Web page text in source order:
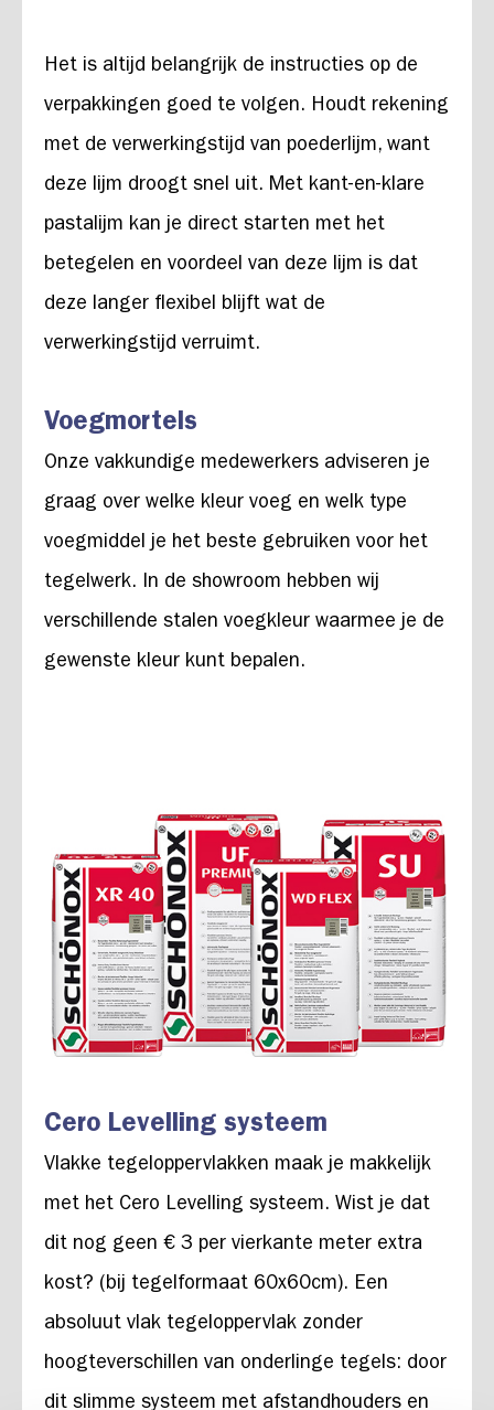
Het is altijd belangrijk de instructies op de
verpakkingen goed te volgen. Houdt rekening
met de verwerkingstijd van poederlijm, want
deze lijm droogt snel uit. Met kant-en-klare
pastalijm kan je direct starten met het
betegelen en voordeel van deze lijm is dat
deze langer flexibel blijft wat de
verwerkingstijd verruimt.
Voegmortels
Onze vakkundige medewerkers adviseren je
graag over welke kleur voeg en welk type
voegmiddel je het beste gebruiken voor het
tegelwerk. In de showroom hebben wij
verschillende stalen voegkleur waarmee je de
gewenste kleur kunt bepalen.
Cero Levelling systeem
Vlakke tegeloppervlakken maak je makkelijk
met het Cero Levelling systeem. Wist je dat
dit nog geen € 3 per vierkante meter extra
kost? (bij tegelformaat 60x60cm). Een
absoluut vlak tegeloppervlak zonder
hoogteverschillen van onderlinge tegels: door
dit slimme systeem met afstandhouders en